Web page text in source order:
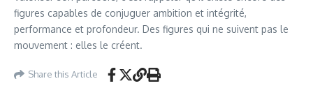
figures capables de conjuguer ambition et intégrité,
performance et profondeur. Des figures qui ne suivent pas le
mouvement : elles le créent.
Share this Article